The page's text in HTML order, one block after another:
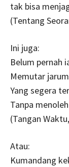
tak bisa
(Tentang
Ini juga:
Belum pernah
Memutar
Yang segera
Tanpa
(Tangan
Atau:
Kumandang